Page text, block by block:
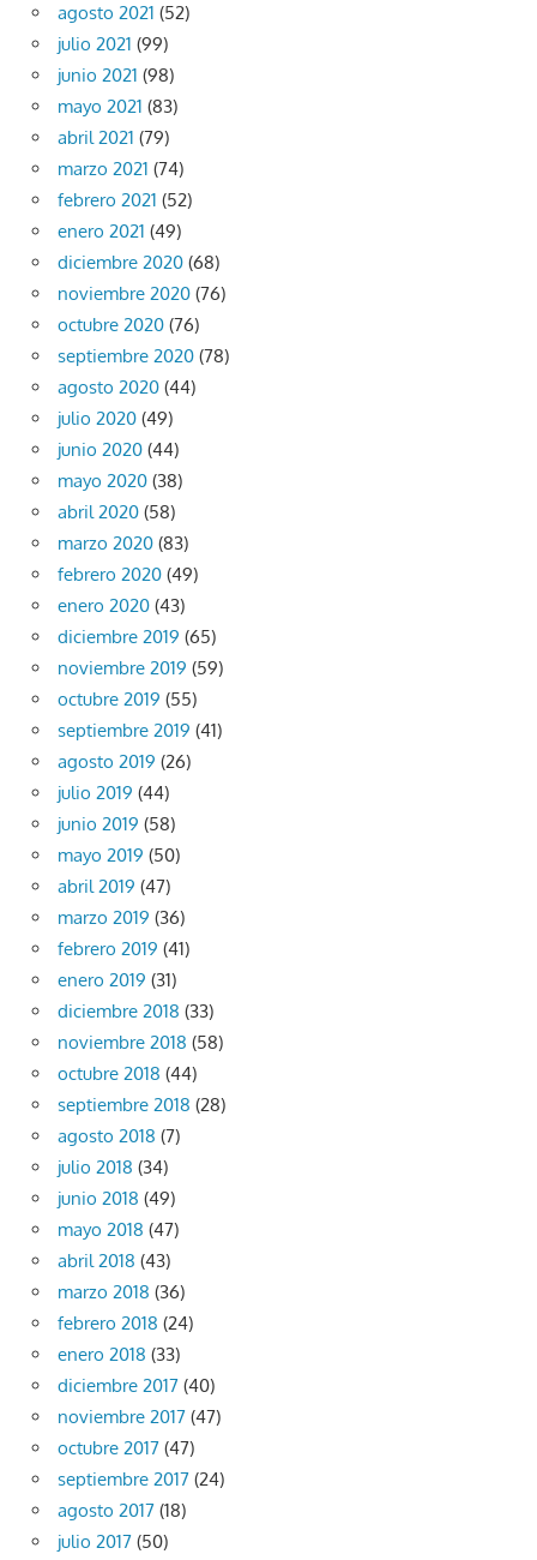
agosto 2021 (52)
julio 2021 (99)
junio 2021 (98)
mayo 2021 (83)
abril 2021 (79)
marzo 2021 (74)
febrero 2021 (52)
enero 2021 (49)
diciembre 2020 (68)
noviembre 2020 (76)
octubre 2020 (76)
septiembre 2020 (78)
agosto 2020 (44)
julio 2020 (49)
junio 2020 (44)
mayo 2020 (38)
abril 2020 (58)
marzo 2020 (83)
febrero 2020 (49)
enero 2020 (43)
diciembre 2019 (65)
noviembre 2019 (59)
octubre 2019 (55)
septiembre 2019 (41)
agosto 2019 (26)
julio 2019 (44)
junio 2019 (58)
mayo 2019 (50)
abril 2019 (47)
marzo 2019 (36)
febrero 2019 (41)
enero 2019 (31)
diciembre 2018 (33)
noviembre 2018 (58)
octubre 2018 (44)
septiembre 2018 (28)
agosto 2018 (7)
julio 2018 (34)
junio 2018 (49)
mayo 2018 (47)
abril 2018 (43)
marzo 2018 (36)
febrero 2018 (24)
enero 2018 (33)
diciembre 2017 (40)
noviembre 2017 (47)
octubre 2017 (47)
septiembre 2017 (24)
agosto 2017 (18)
julio 2017 (50)